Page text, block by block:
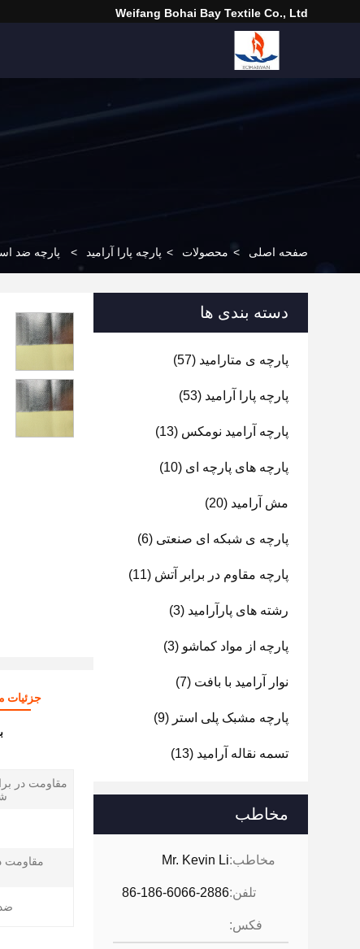
Weifang Bohai Bay Textile Co., Ltd
صفحه اصلی > محصولات > پارچه پارا آرامید > پارچه ضد
دسته بندی ها
پارچه ی متارامید (57)
پارچه پارا آرامید (53)
پارچه آرامید نومکس (13)
پارچه های پارچه ای (10)
مش آرامید (20)
پارچه ی شبکه ای صنعتی (6)
پارچه مقاوم در برابر آتش (11)
رشته های پارآرامید (3)
پارچه از مواد کماشو (3)
نوار آرامید با بافت (7)
پارچه مشبک پلی استر (9)
تسمه نقاله آرامید (13)
مخاطب
مخاطب:Mr. Kevin Li
تلفن:86-186-6066-2886
فکس:
جزئیات
مقاومت در
مقاومت